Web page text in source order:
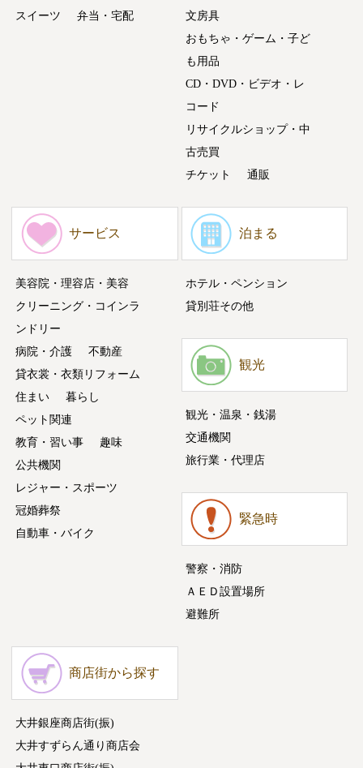
スイーツ
弁当・宅配
文房具
おもちゃ・ゲーム・子ど
も用品
CD・DVD・ビデオ・レ
コード
リサイクルショップ・中
古売買
チケット
通販
サービス
美容院・理容店・美容
クリーニング・コインラ
ンドリー
病院・介護
不動産
貸衣裳・衣類リフォーム
住まい
暮らし
ペット関連
教育・習い事
趣味
公共機関
レジャー・スポーツ
冠婚葬祭
自動車・バイク
泊まる
ホテル・ペンション
貸別荘その他
観光
観光・温泉・銭湯
交通機関
旅行業・代理店
緊急時
警察・消防
ＡＥＤ設置場所
避難所
商店街から探す
大井銀座商店街(振)
大井すずらん通り商店会